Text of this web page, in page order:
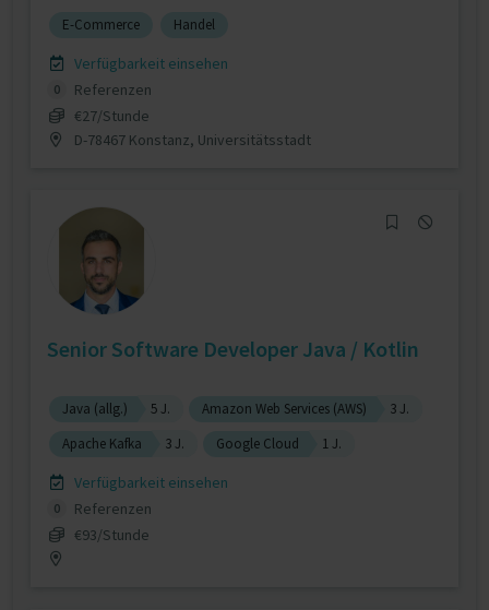
E-Commerce Handel
Verfügbarkeit einsehen
0
Referenzen
€27/Stunde
D-78467 Konstanz, Universitätsstadt
Senior Software Developer Java / Kotlin
Java (allg.) 5 J. Amazon Web Services (AWS)
3 J.
Apache Kafka
3 J. Google Cloud 1 J.
Verfügbarkeit einsehen
0
Referenzen
€93/Stunde